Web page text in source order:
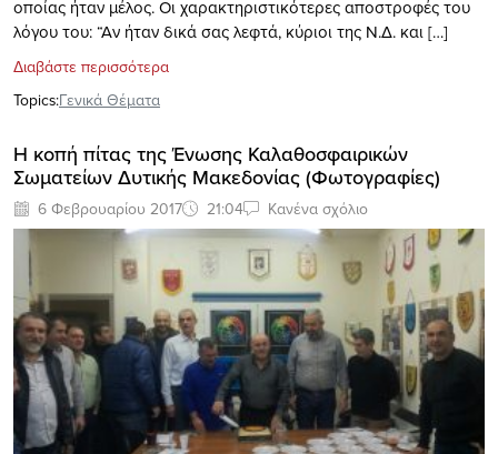
οποίας ήταν μέλος. Οι χαρακτηριστικότερες αποστροφές του
λόγου του: “Αν ήταν δικά σας λεφτά, κύριοι της Ν.Δ. και […]
Διαβάστε περισσότερα
Topics:Γενικά Θέματα
Η κοπή πίτας της Ένωσης Καλαθοσφαιρικών
Σωματείων Δυτικής Μακεδονίας (Φωτογραφίες)
6 Φεβρουαρίου 2017 21:04 Κανένα σχόλιο